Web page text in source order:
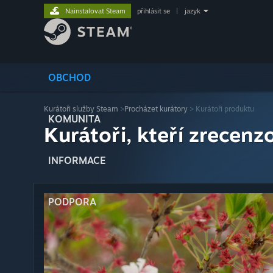
OBCHOD
KOMUNITA
INFORMACE
PODPORA
Nainstalovat Steam přihlásit se jazyk
Kurátoři služby Steam >Procházet kurátory > Kurátoři produktu
Kurátoři, kteří